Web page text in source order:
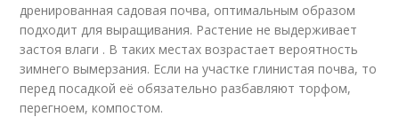
дренированная садовая почва, оптимальным образом
подходит для выращивания. Растение не выдерживает
застоя влаги . В таких местах возрастает вероятность
зимнего вымерзания. Если на участке глинистая почва, то
перед посадкой её обязательно разбавляют торфом,
перегноем, компостом.